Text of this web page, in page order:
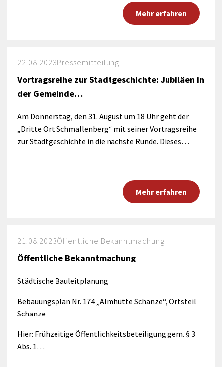
Mehr erfahren
22.08.2023Pressemitteilung
Vortragsreihe zur Stadtgeschichte: Jubiläen in
der Gemeinde…
Am Donnerstag, den 31. August um 18 Uhr geht der
„Dritte Ort Schmallenberg“ mit seiner Vortragsreihe
zur Stadtgeschichte in die nächste Runde. Dieses…
Mehr erfahren
21.08.2023Öffentliche Bekanntmachung
Öffentliche Bekanntmachung
Städtische Bauleitplanung
Bebauungsplan Nr. 174 „Almhütte Schanze“, Ortsteil
Schanze
Hier: Frühzeitige Öffentlichkeitsbeteiligung gem. § 3
Abs. 1…